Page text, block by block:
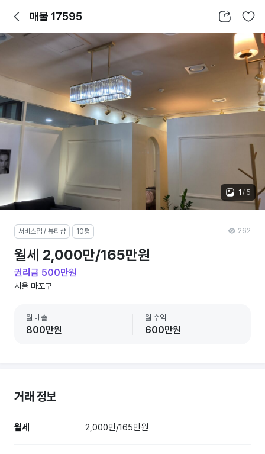
뒤로가기매물 17595 공유하기 찜하기
1 / 5
서비스업 / 뷰티샵 10평
월세 2,000만/165만원
권리금 500만원
서울 마포구
월 매출
800만원
월 수익
600만원
262
거래 정보
월세 2,000만/165만원